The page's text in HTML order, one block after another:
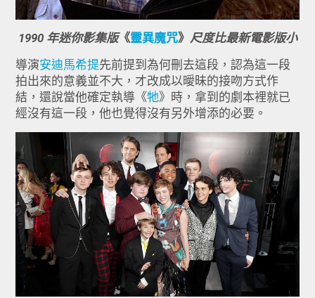
1990 年迷你影集版《靈異魔咒》 尺度比最新電影版小
導演安迪馬希提先前提到為何刪去這段，認為這一段
拍出來的意義並不大，才改成以曖昧的接吻方式作
結，還說當他確定執導《牠》時，拿到的劇本裡就已
經沒有這一段，他也覺得沒有另外增添的必要。